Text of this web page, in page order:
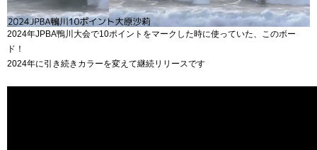
2024年JPBA鴨川大会で10ポイントをマークした時に使っていた、このボー
ド！
2024年に引き続きカラーを変えて継続リリースです